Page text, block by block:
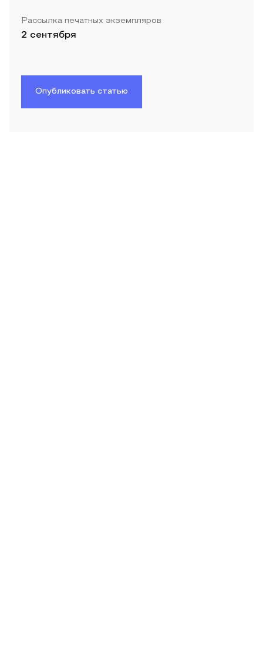
Рассылка печатных экземпляров
2 сентября
Опубликовать статью